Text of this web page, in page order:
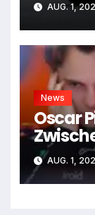
AUG. 1,
News
Oscar
Tiefen
AUG. 1,